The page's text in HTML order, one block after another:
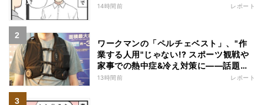
14時間前 レポート
ワークマンの「ペルチェベスト」、"作
業する人用"じゃない!? スポーツ観戦や
家事での熱中症&冷え対策に――話題の
商品を徹底検証
13時間前 レポート